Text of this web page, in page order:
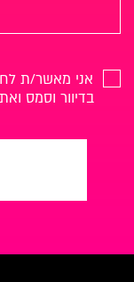
אני מאשר/ת
בדיוור וסמס ואת